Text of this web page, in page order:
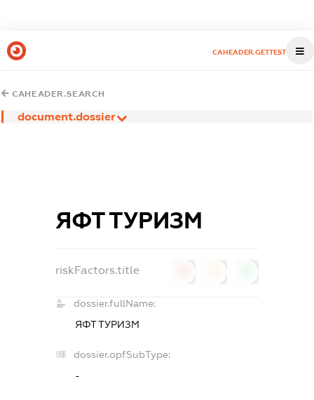
CAHEADER.GETTEST
CAHEADER.SEARCH
document.dossier
ЯФТ ТУРИЗМ
riskFactors.title
dossier.fullName:
ЯФТ ТУРИЗМ
dossier.opfSubType:
-